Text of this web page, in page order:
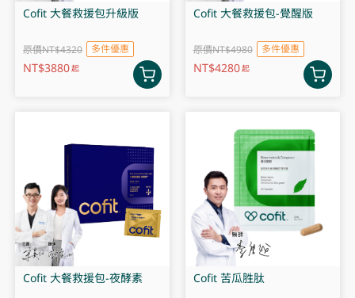
Cofit 大餐救援包升級版
原價NT$4320 多件優惠
NT$3880起
Cofit 大餐救援包-覺醒版
原價NT$4980 多件優惠
NT$4280起
Cofit 大餐救援包-夜酵素 Cofit 苦瓜胜肽